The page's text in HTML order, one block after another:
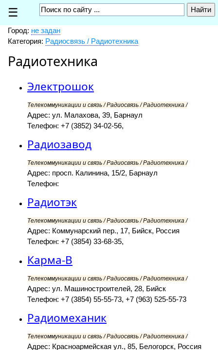
☰
Город: не задан
Категория: Радиосвязь / Радиотехника
Радиотехника
Электрошок
Телекоммуникации и связь / Радиосвязь / Радиотехника /
Адрес: ул. Малахова, 39, Барнаул
Телефон: +7 (3852) 34-02-56,
Радиозавод
Телекоммуникации и связь / Радиосвязь / Радиотехника /
Адрес: просп. Калинина, 15/2, Барнаул
Телефон:
Радиотэк
Телекоммуникации и связь / Радиосвязь / Радиотехника /
Адрес: Коммунарский пер., 17, Бийск, Россия
Телефон: +7 (3854) 33-68-35,
Карма-В
Телекоммуникации и связь / Радиосвязь / Радиотехника /
Адрес: ул. Машиностроителей, 28, Бийск
Телефон: +7 (3854) 55-55-73, +7 (963) 525-55-73
Радиомеханик
Телекоммуникации и связь / Радиосвязь / Радиотехника /
Адрес: Красноармейская ул., 85, Белогорск, Россия